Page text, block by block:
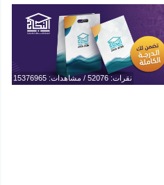
نقرات: 52076 / مشاهدات: 15376965